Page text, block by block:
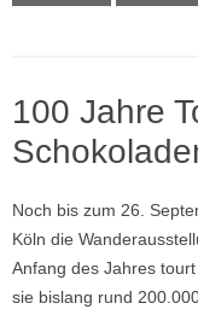
100 Jahre
Noch bis zum 26.
Köln die
Anfang des Jahres
sie bislang rund